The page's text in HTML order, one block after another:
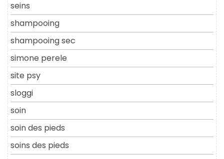
seins
shampooing
shampooing sec
simone perele
site psy
sloggi
soin
soin des pieds
soins des pieds